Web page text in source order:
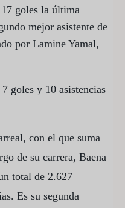
goles la última
mejor asistente de
por Lamine Yamal,
goles y 10 asistencias
con el que suma
de su carrera, Baena
total de 2.627
Es su segunda